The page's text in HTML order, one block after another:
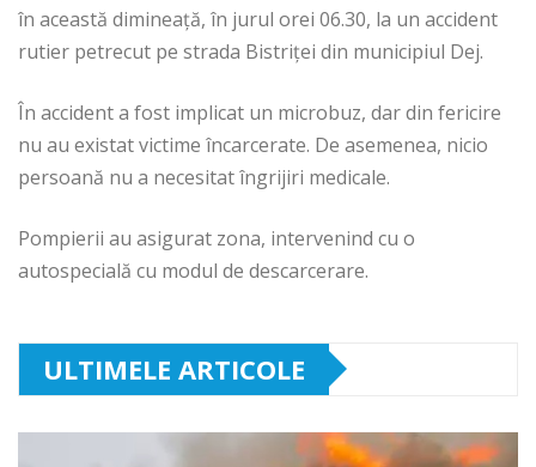
în această dimineață, în jurul orei 06.30, la un accident
rutier petrecut pe strada Bistriței din municipiul Dej.
În accident a fost implicat un microbuz, dar din fericire
nu au existat victime încarcerate. De asemenea, nicio
persoană nu a necesitat îngrijiri medicale.
Pompierii au asigurat zona, intervenind cu o
autospecială cu modul de descarcerare.
ULTIMELE ARTICOLE